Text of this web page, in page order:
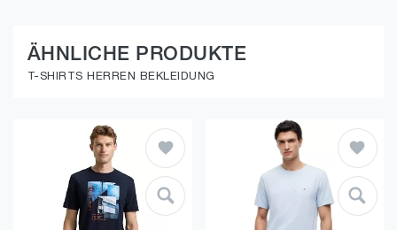
ÄHNLICHE PRODUKTE
T-SHIRTS HERREN BEKLEIDUNG